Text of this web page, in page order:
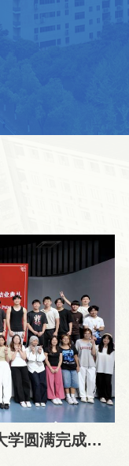
山海赴约续情谊 武汉职业技术大学圆满完成第29期中新人文交流与联合教学项目